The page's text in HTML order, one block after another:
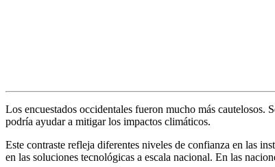
Los encuestados occidentales fueron mucho más
podría ayudar a mitigar los impactos climáticos.
Este contraste refleja diferentes niveles de confianza en las
en las soluciones tecnológicas a escala nacional. En las